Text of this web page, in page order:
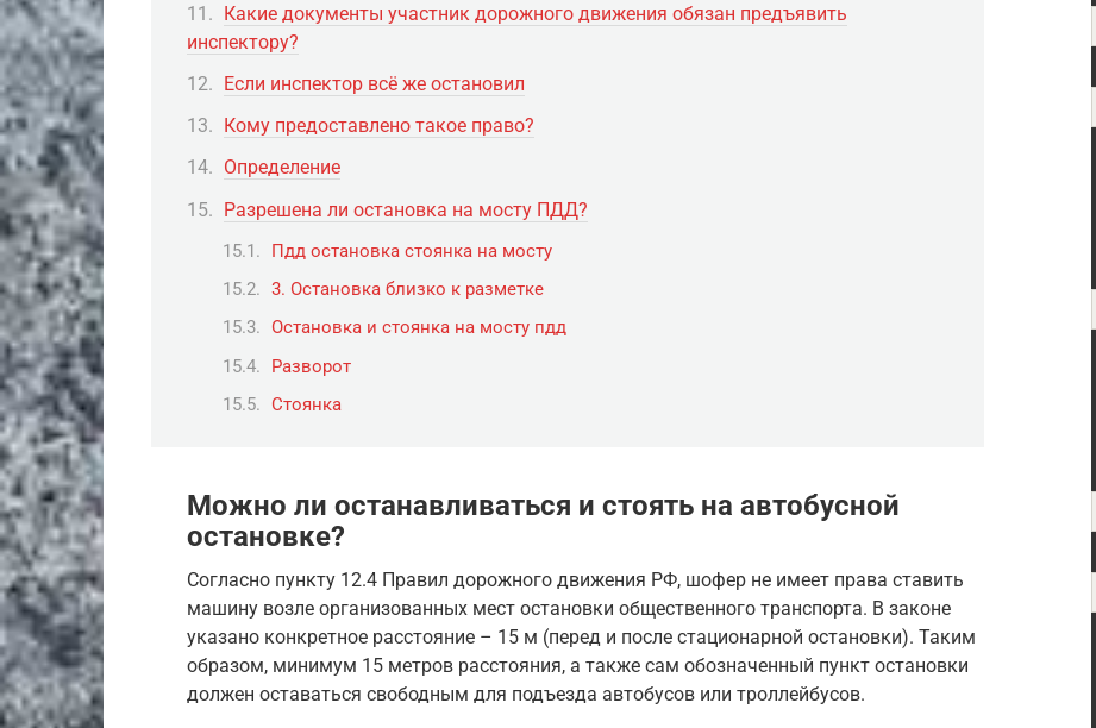
Какие документы участник дорожного движения обязан предъявить
инспектору?
Если инспектор всё же остановил
Кому предоставлено такое право?
Определение
Разрешена ли остановка на мосту ПДД?
Пдд остановка стоянка на мосту
3. Остановка близко к разметке
Остановка и стоянка на мосту пдд
Разворот
Стоянка
Можно ли останавливаться и стоять на автобусной
остановке?
Согласно пункту 12.4 Правил дорожного движения РФ, шофер не имеет права ставить
машину возле организованных мест остановки общественного транспорта. В законе
указано конкретное расстояние – 15 м (перед и после стационарной остановки). Таким
образом, минимум 15 метров расстояния, а также сам обозначенный пункт остановки
должен оставаться свободным для подъезда автобусов или троллейбусов.